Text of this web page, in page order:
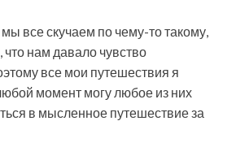
все скучаем по чему-то такому,
что нам давало чувство
все мои путешествия я
момент могу любое из них
в мысленное путешествие за